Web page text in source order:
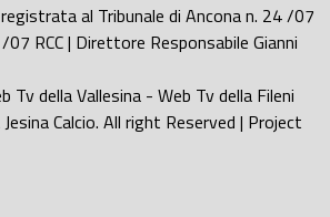
al Tribunale di Ancona n. 24 /07
RCC | Direttore Responsabile Gianni
Tv della Vallesina - Web Tv della Fileni
Calcio. All right Reserved | Project